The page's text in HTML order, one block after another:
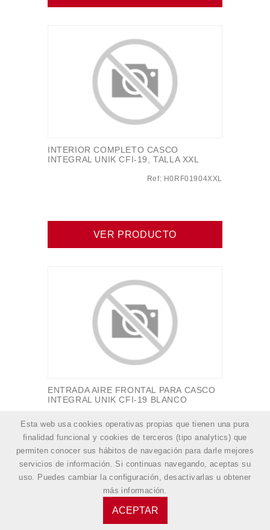
INTERIOR COMPLETO CASCO
INTEGRAL UNIK CFI-19, TALLA XXL
Ref: H0RF01904XXL
VER PRODUCTO
ENTRADA AIRE FRONTAL PARA CASCO
INTEGRAL UNIK CFI-19 BLANCO
Ref: H0RF01905
VER PRODUCTO
Esta web usa cookies operativas propias que tienen una pura
finalidad funcional y cookies de terceros (tipo analytics) que
permiten conocer sus hábitos de navegación para darle mejores
servicios de información. Si continuas navegando, aceptas su
uso. Puedes cambiar la configuración, desactivarlas u obtener
más información.
ACEPTAR